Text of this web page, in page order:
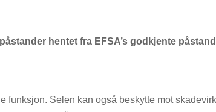
hentet fra EFSA’s godkjente
funksjon. Selen kan også beskytte mot